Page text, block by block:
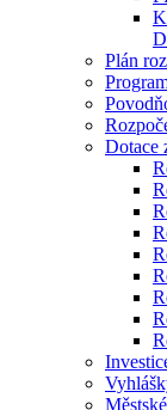
Plán
Dotace